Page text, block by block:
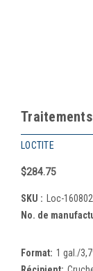
LOCTITE
$284.75
SKU :
Loc-160802
No. de
Format: 1 gal./